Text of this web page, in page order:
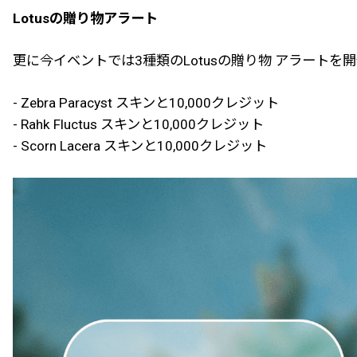
Lotusの贈り物アラート
更に今イベントでは3種類のLotusの贈り物 アラートを
- Zebra Paracyst スキンと10,000クレジット
- Rahk Fluctus スキンと10,000クレジット
- Scorn Lacera スキンと10,000クレジット